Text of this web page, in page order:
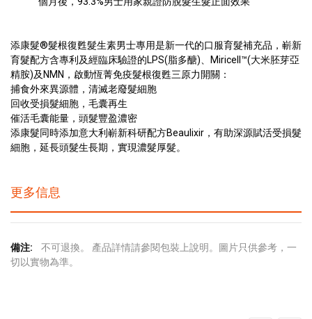
添康髮®髮根復甦髮生素男士專用是新一代的口服育髮補充品，嶄新
育髮配方含專利及經臨床驗證的LPS(脂多醣)、Miricell™(大米胚芽亞
精胺)及NMN，啟動恆菁免疫髮根復甦三原力開關：
捕食外來異源體，清滅老廢髮細胞
回收受損髮細胞，毛囊再生
催活毛囊能量，頭髮豐盈濃密
添康髮同時添加意大利嶄新科研配方Beaulixir，有助深源賦活受損髮
細胞，延長頭髮生長期，實現濃髮厚髮。
更多信息
更
多
不可退換。 產品詳情請參閱包裝上說明。圖片只供參考，一
切以實物為準。